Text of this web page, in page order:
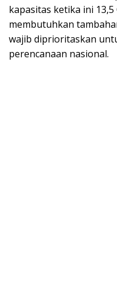
kapasitas ketika ini 13,5
membutuhkan
wajib diprioritaskan
perencanaan nasional.